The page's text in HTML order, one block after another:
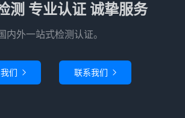
测 专业认证 诚挚服务
内外一站式检测认证。
们  联系我们 